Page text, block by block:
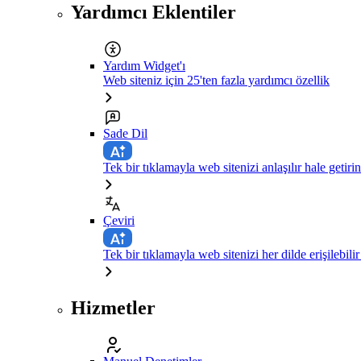
Yardımcı Eklentiler
Yardım Widget'ı
Web siteniz için 25'ten fazla yardımcı özellik
Sade Dil
Tek bir tıklamayla web sitenizi anlaşılır hale getirin
Çeviri
Tek bir tıklamayla web sitenizi her dilde
Hizmetler